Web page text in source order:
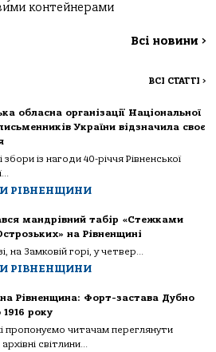
контейнерами
Всі новини >
ВСІ СТАТТІ >
обласна організації Національної
України відзначила своє
збори із нагоди 40-річчя Рівненської
РІВНЕНЩИНИ
мандрівний табір «Стежками
на Рівненщині
на Замковій горі, у четвер...
РІВНЕНЩИНИ
Рівненщина: Форт-застава Дубно
року
пропонуємо читачам переглянути
архівні світлини...